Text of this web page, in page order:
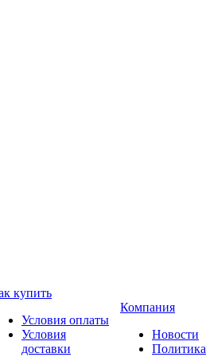
купить
Условия оплаты
Условия
доставки
Компания
Новости
Политика